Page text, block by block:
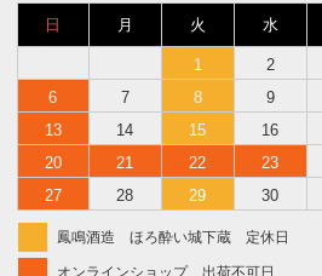
日 月 火 水
1 2
6
7 8 9
13
14 15 16
20
21 22 23
27
28 29 30
鳳鳴酒造 ほろ酔い城下蔵 定休日
オンラインショップ 出荷不可日